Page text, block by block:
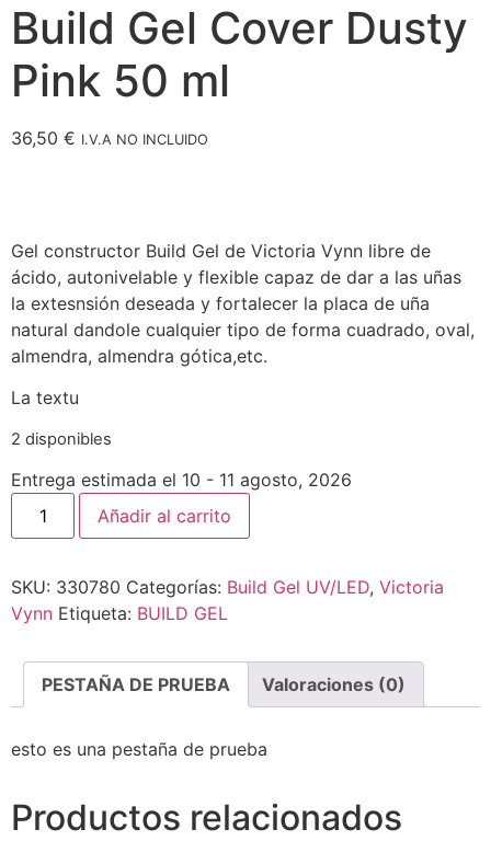
Build Gel Cover Dusty
Pink 50 ml
36,50 € I.V.A NO INCLUIDO
Gel constructor Build Gel de Victoria Vynn libre de
ácido, autonivelable y flexible capaz de dar a las uñas
la extesnsión deseada y fortalecer la placa de uña
natural dandole cualquier tipo de forma cuadrado, oval,
almendra, almendra gótica,etc.
La textu
2 disponibles
Entrega estimada el 10 - 11 agosto, 2026
Añadir al carrito
SKU: 330780 Categorías: Build Gel UV/LED, Victoria
Vynn Etiqueta: BUILD GEL
PESTAÑA DE PRUEBA Valoraciones (0)
esto es una pestaña de prueba
Productos relacionados